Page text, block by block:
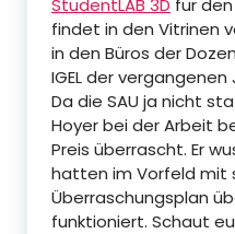
StudentLAB 3D für
findet in den Vitrinen
in den Büros der
IGEL der vergangenen
Da die SAU ja nicht
Hoyer bei der Arbeit
Preis überrascht. Er
hatten im Vorfeld mit
Überraschungsplan
funktioniert. Schaut